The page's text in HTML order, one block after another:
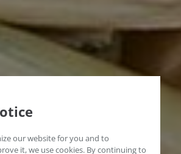
our website for you and to
it, we use cookies. By continuing to